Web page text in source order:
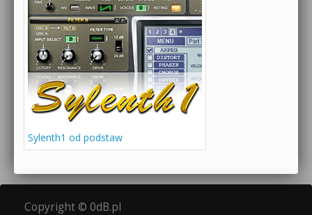
Sylenth1 od podstaw
Copyright © 0dB.pl